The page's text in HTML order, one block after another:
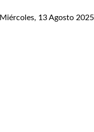
Miércoles, 13 Agosto 2025